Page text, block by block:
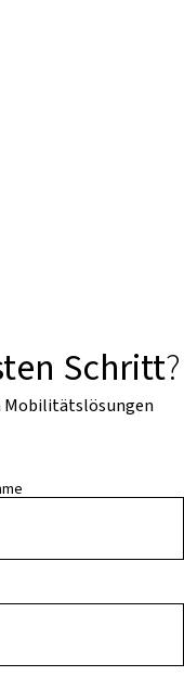
Schritt?
Mobilitätslösungen